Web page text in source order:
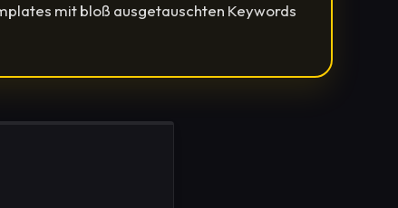
mit bloß ausgetauschten Keywords